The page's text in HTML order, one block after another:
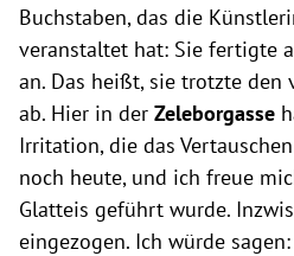
Buchstaben, das die
veranstaltet hat: Sie fertigte
an. Das heißt, sie trotzte den
ab. Hier in der Zeleborgasse
Irritation, die das
noch heute, und ich freue
Glatteis geführt wurde.
eingezogen. Ich würde